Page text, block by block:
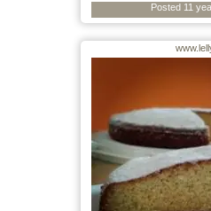
Posted 11